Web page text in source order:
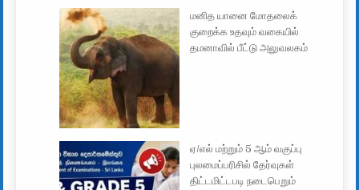
மனித யானை மோதலைக்
குறைக்க உதவும் வகையில்
தமனாவில் பீட்டு அலுவலகம்
ஏ/எல் மற்றும் 5 ஆம் வகுப்பு
புலமைப்பரிசில் தேர்வுகள்
திட்டமிட்டபடி நடைபெறும்